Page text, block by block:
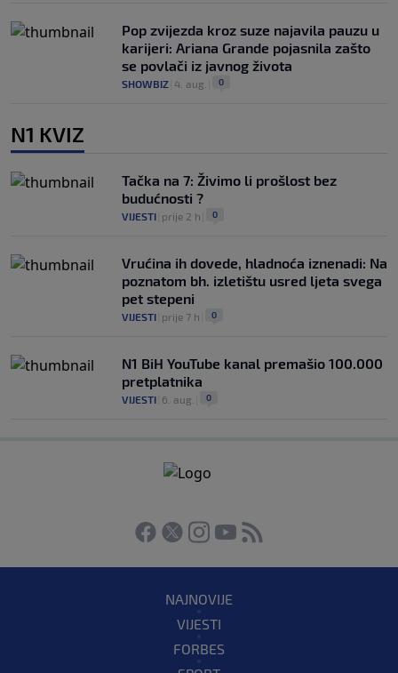
Pop zvijezda kroz suze najavila pauzu u
karijeri: Ariana Grande pojasnila zašto
se povlači iz javnog života
SHOWBIZ 4. aug. 0
N1 KVIZ
Tačka na 7: Živimo li prošlost bez
budućnosti ?
VIJESTI prije 2 h 0
Vrućina ih dovede, hladnoća iznenadi: Na
poznatom bh. izletištu usred ljeta svega
pet stepeni
VIJESTI prije 7 h 0
N1 BiH YouTube kanal premašio 100.000
pretplatnika
VIJESTI 6. aug. 0
NAJNOVIJE
VIJESTI
FORBES